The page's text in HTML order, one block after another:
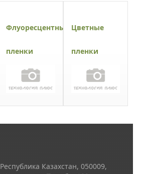
Флуоресцентные
пленки
Цветные
пленки
Республика Казахстан, 050009,